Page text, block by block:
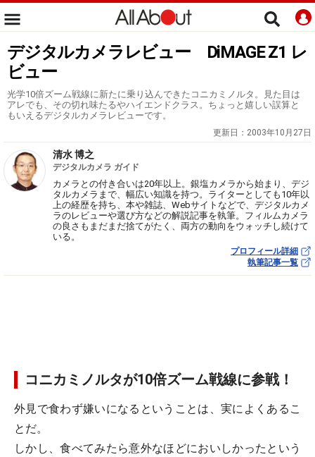
デジタルカメラレビュー DiMAGE Z1 レ
ビュー
光学10倍ズーム戦線に新たに乗り込んできたコニカミノルタ。見た目は
アレでも、その切れ味たるやハイエンドクラス。ちょっと嬉しい誤算と
もいえるデジタルカメラレビューです。
更新日： 2003年10月27日
清水 博之
デジタルカメラ ガイド
カメラとの付き合いは20年以上。銀塩カメラから始まり、デジ
タルカメラまで、幅広い知識を持つ。ライターとしても10年以
上の経歴を持ち、本や雑誌、Webサイトなどで、デジタルカメ
ラのレビューや選び方などの解説記事を執筆。フィルムカメラ
の良さもまだまだ捨てがたく、両方の動向をウォッチし続けて
いる。
プロフィール詳細
執筆記事一覧
コニカミノルタが10倍ズーム戦線に参戦！
外見で食わず嫌いになるということは、実によくあるこ
とだ。
しかし、食べてみたら意外なほどにおいしかったという